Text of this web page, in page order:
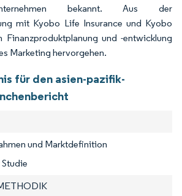
bekannt. Aus der
mit Kyobo Life Insurance und Kyobo
Finanzproduktplanung und -entwicklung
Marketing hervorgehen.
für den asien-pazifik-
und Marktdefinition